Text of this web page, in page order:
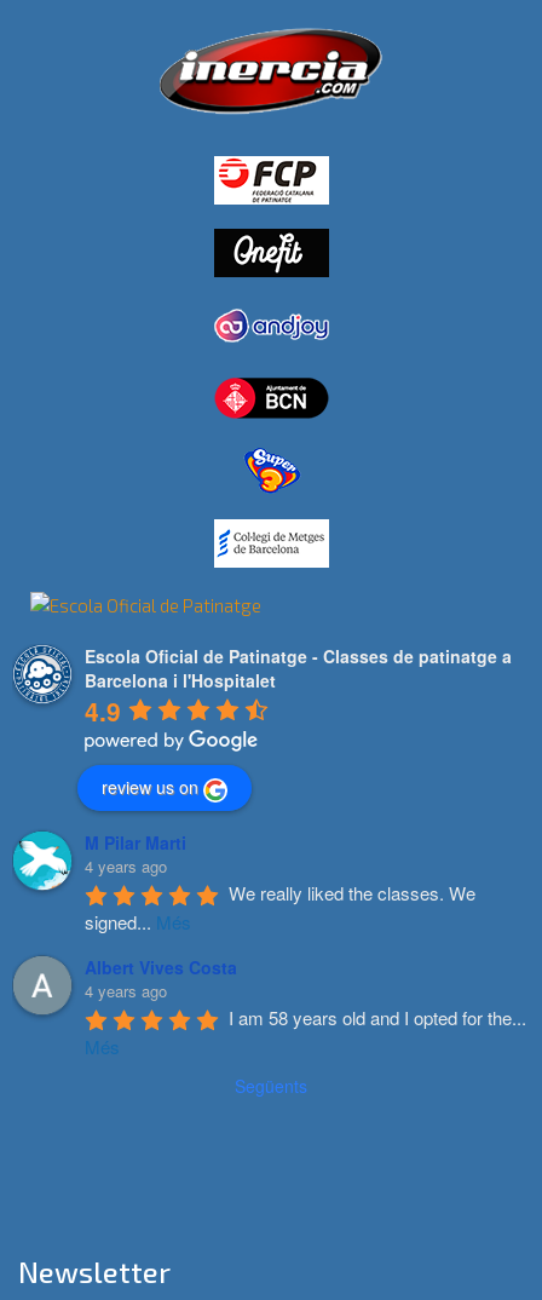
Escola Oficial de Patinatge - Classes de patinatge a
Barcelona i l'Hospitalet
4.9
review us on
M Pilar Marti
4 years ago
We really liked the classes. We
signed... Més
Albert Vives Costa
4 years ago
I am 58 years old and I opted for the...
Més
Següents
Newsletter